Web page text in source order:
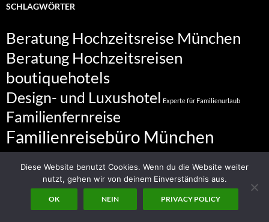
SCHLAGWÖRTER
Beratung Hochzeitsreise München
Beratung Hochzeitsreisen
boutiquehotels
Design- und Luxushotel Experte für Familienurlaub
Familienfernreise
Familienreisebüro München
Familienurlaub
Familienurlaub buchen in München
Familienurlaubexperte in München
Fernreise Experte
Diese Website benutzt Cookies. Wenn du die Website weiter
nutzt, gehen wir von deinem Einverständnis aus.
OK NEIN PRIVACY POLICY